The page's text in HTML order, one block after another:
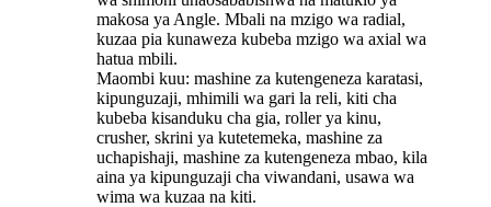
makosa ya Angle. Mbali na mzigo wa radial,
kuzaa pia kunaweza kubeba mzigo wa axial wa
hatua mbili.
Maombi kuu: mashine za kutengeneza karatasi,
kipunguzaji, mhimili wa gari la reli, kiti cha
kubeba kisanduku cha gia, roller ya kinu,
crusher, skrini ya kutetemeka, mashine za
uchapishaji, mashine za kutengeneza mbao, kila
aina ya kipunguzaji cha viwandani, usawa wa
wima wa kuzaa na kiti.